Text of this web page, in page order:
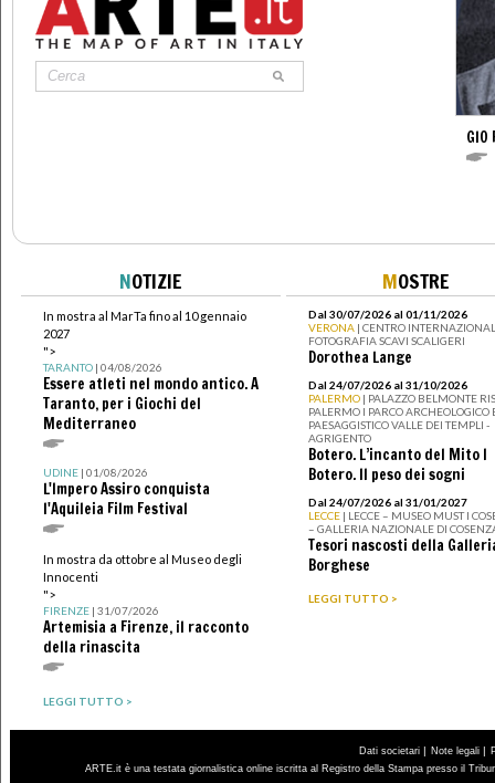
GIO
NOTIZIE
In mostra al MarTa fino al 10 gennaio
2027
">
TARANTO| 04/08/2026
Essere atleti nel mondo antico. A
Taranto, per i Giochi del
Mediterraneo
UDINE| 01/08/2026
L'Impero Assiro conquista
l'Aquileia Film Festival
In mostra da ottobre al Museo degli
Innocenti
">
FIRENZE| 31/07/2026
Artemisia a Firenze, il racconto
della rinascita
LEGGI TUTTO >
MOSTRE
Dal 30/07/2026 al 01/11/2026
VERONA | CENTRO
FOTOGRAFIA SCAVI SCALIGERI
Dorothea Lange
Dal 24/07/2026 al 31/10/2026
PALERMO | PALAZZO BELMONTE
PALERMO I PARCO ARCHEOLOGICO
PAESAGGISTICO VALLE DEI TEMPLI -
AGRIGENTO
Botero. L’incanto del Mito I
Botero. Il peso dei sogni
Dal 24/07/2026 al 31/01/2027
LECCE | LECCE – MUSEO MUST I
– GALLERIA NAZIONALE DI
Tesori nascosti della
Borghese
LEGGI TUTTO >
Dati societari | Note legali |
ARTE.it è una testata giornalistica online iscritta al Registro della Stampa presso il